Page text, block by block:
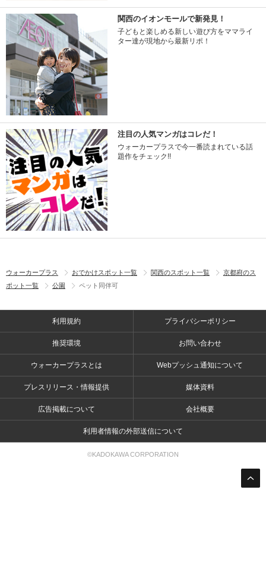
関西のイオンモールで新発見！
子どもと楽しめる新しい遊び方をママライ
ター達が現地から最新リポ！
注目の人気マンガはコレだ！
ウォーカープラスで今一番読まれている話
題作をチェック!!
ウォーカープラス おでかけスポット一覧 関西のスポット一覧
京都府のス
ポット一覧
公園 ペット同伴可
利用規約 プライバシーポリシー
推奨環境 お問い合わせ
ウォーカープラスとは Webプッシュ通知について
プレスリリース・情報提供 媒体資料
広告掲載について 会社概要
利用者情報の外部送信について
©KADOKAWA CORPORATION